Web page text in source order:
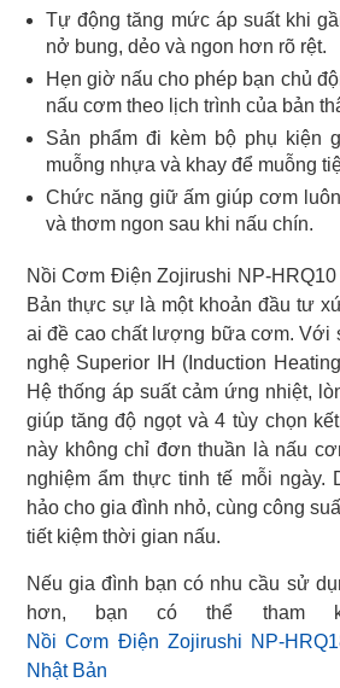
Tự động tăng mức áp suất khi
nở bung, dẻo và ngon hơn rõ rệt.
Hẹn giờ nấu cho phép bạn chủ
nấu cơm theo lịch trình của bản
Sản phẩm đi kèm bộ phụ kiện
muỗng nhựa và khay để muỗng
Chức năng giữ ấm giúp cơm
và thơm ngon sau khi nấu chín.
Nồi Cơm Điện Zojirushi NP-
Bản thực sự là một khoản đầu tư
ai đề cao chất lượng bữa cơm. Với
nghệ Superior IH (Induction
Hệ thống áp suất cảm ứng nhiệt,
giúp tăng độ ngọt và 4 tùy chọn
này không chỉ đơn thuần là nấu
nghiệm ẩm thực tinh tế mỗi ngày.
hảo cho gia đình nhỏ, cùng công
tiết kiệm thời gian nấu.
Nếu gia đình bạn có nhu cầu sử
Nồi Cơm Điện Zojirushi NP-
Nhật Bản